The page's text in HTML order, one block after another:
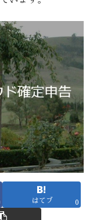
はてブ 0